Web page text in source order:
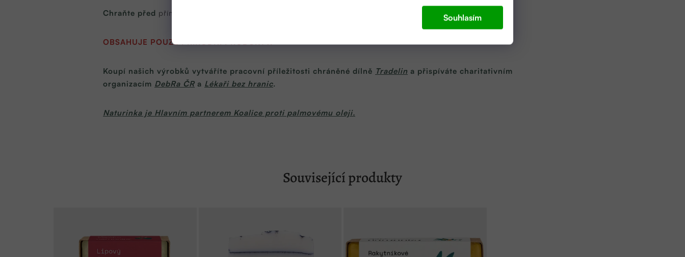
Souhlasím
Chraňte před přímým slunečním světlem a mrazem!
OBSAHUJE POUZE PŘÍRODNÍ PRODUKTY.
Koupí našich výrobků vytváříte pracovní příležitosti chráněné dílně Tradelin a přispíváte charitativním
organizacím DebRa ČR a Lékaři bez hranic.
Naturinka je Hlavním partnerem Koalice proti palmovému oleji.
Související produkty